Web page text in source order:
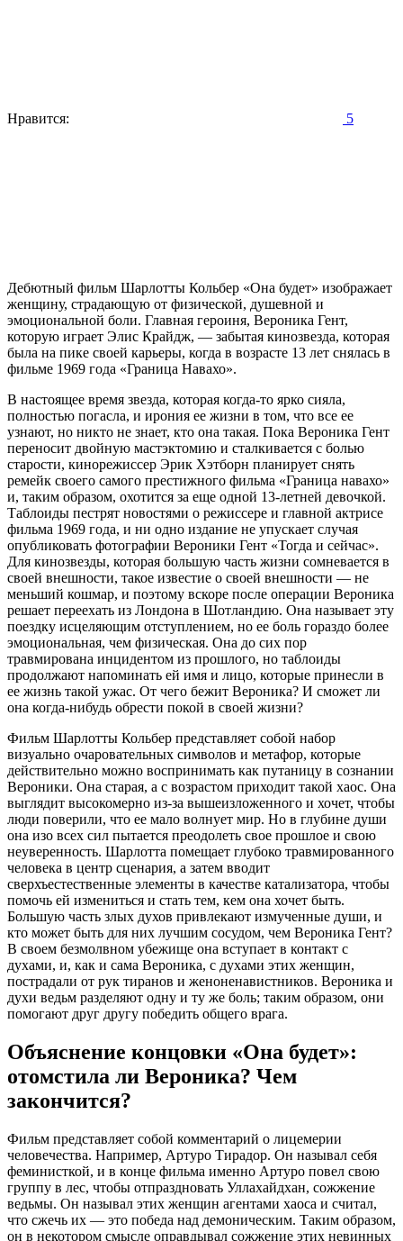
Нравится: 5
Дебютный фильм Шарлотты Кольбер «Она будет» изображает
женщину, страдающую от физической, душевной и
эмоциональной боли. Главная героиня, Вероника Гент,
которую играет Элис Крайдж, — забытая кинозвезда, которая
была на пике своей карьеры, когда в возрасте 13 лет снялась в
фильме 1969 года «Граница Навахо».
В настоящее время звезда, которая когда-то ярко сияла,
полностью погасла, и ирония ее жизни в том, что все ее
узнают, но никто не знает, кто она такая. Пока Вероника Гент
переносит двойную мастэктомию и сталкивается с болью
старости, кинорежиссер Эрик Хэтборн планирует снять
ремейк своего самого престижного фильма «Граница навахо»
и, таким образом, охотится за еще одной 13-летней девочкой.
Таблоиды пестрят новостями о режиссере и главной актрисе
фильма 1969 года, и ни одно издание не упускает случая
опубликовать фотографии Вероники Гент «Тогда и сейчас».
Для кинозвезды, которая большую часть жизни сомневается в
своей внешности, такое известие о своей внешности — не
меньший кошмар, и поэтому вскоре после операции Вероника
решает переехать из Лондона в Шотландию. Она называет эту
поездку исцеляющим отступлением, но ее боль гораздо более
эмоциональная, чем физическая. Она до сих пор
травмирована инцидентом из прошлого, но таблоиды
продолжают напоминать ей имя и лицо, которые принесли в
ее жизнь такой ужас. От чего бежит Вероника? И сможет ли
она когда-нибудь обрести покой в ​​своей жизни?
Фильм Шарлотты Кольбер представляет собой набор
визуально очаровательных символов и метафор, которые
действительно можно воспринимать как путаницу в сознании
Вероники. Она старая, а с возрастом приходит такой хаос. Она
выглядит высокомерно из-за вышеизложенного и хочет, чтобы
люди поверили, что ее мало волнует мир. Но в глубине души
она изо всех сил пытается преодолеть свое прошлое и свою
неуверенность. Шарлотта помещает глубоко травмированного
человека в центр сценария, а затем вводит
сверхъестественные элементы в качестве катализатора, чтобы
помочь ей измениться и стать тем, кем она хочет быть.
Большую часть злых духов привлекают измученные души, и
кто может быть для них лучшим сосудом, чем Вероника Гент?
В своем безмолвном убежище она вступает в контакт с
духами, и, как и сама Вероника, с духами этих женщин,
пострадали от рук тиранов и женоненавистников. Вероника и
духи ведьм разделяют одну и ту же боль; таким образом, они
помогают друг другу победить общего врага.
Объяснение концовки «Она будет»:
отомстила ли Вероника? Чем
закончится?
Фильм представляет собой комментарий о лицемерии
человечества. Например, Артуро Тирадор. Он называл себя
феминисткой, и в конце фильма именно Артуро повел свою
группу в лес, чтобы отпраздновать Уллахайдхан, сожжение
ведьмы. Он называл этих женщин агентами хаоса и считал,
что сжечь их — это победа над демоническим. Таким образом,
он в некотором смысле оправдывал сожжение этих невинных